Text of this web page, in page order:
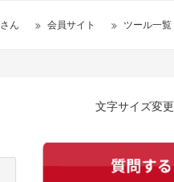
さん 会員サイト ツール一覧
文字サイズ変更